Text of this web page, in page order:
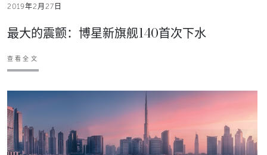
2019年2月27日
最大的震颤：博星新旗舰140首次下水
查看全文